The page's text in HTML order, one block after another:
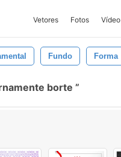
Vetores Fotos Vídeo
Fundo Forma
borte